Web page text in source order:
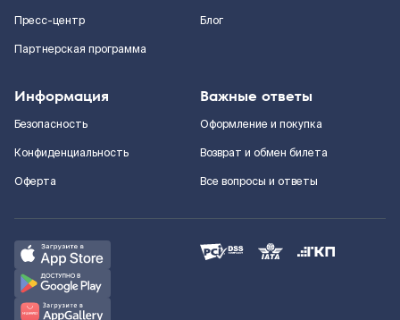
Пресс-центр
Партнерская программа
Блог
Информация
Безопасность
Конфиденциальность
Оферта
Важные ответы
Оформление и покупка
Возврат и обмен билета
Все вопросы и ответы